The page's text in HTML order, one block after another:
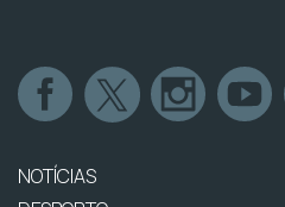
NOTÍCIAS